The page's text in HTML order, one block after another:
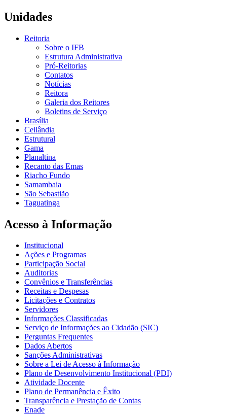
Unidades
Reitoria
Sobre o IFB
Estrutura Administrativa
Pró-Reitorias
Contatos
Notícias
Reitora
Galeria dos Reitores
Boletins de Serviço
Brasília
Ceilândia
Estrutural
Gama
Planaltina
Recanto das Emas
Riacho Fundo
Samambaia
São Sebastião
Taguatinga
Acesso à Informação
Institucional
Ações e Programas
Participação Social
Auditorias
Convênios e Transferências
Receitas e Despesas
Licitações e Contratos
Servidores
Informações Classificadas
Serviço de Informações ao Cidadão (SIC)
Perguntas Frequentes
Dados Abertos
Sanções Administrativas
Sobre a Lei de Acesso à Informação
Plano de Desenvolvimento Institucional (PDI)
Atividade Docente
Plano de Permanência e Êxito
Transparência e Prestação de Contas
Enade